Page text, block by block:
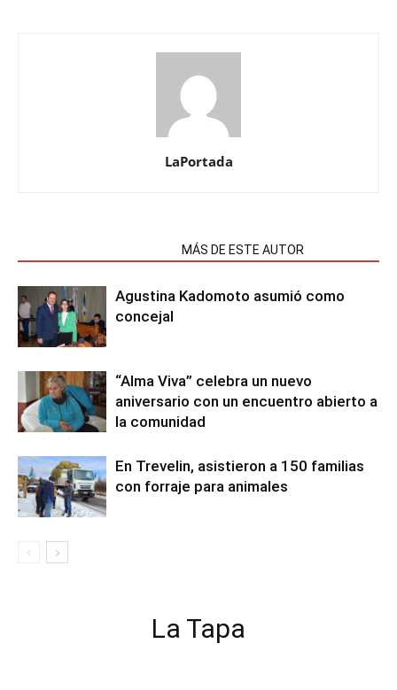
LaPortada
MÁS DE ESTE AUTOR
Agustina Kadomoto asumió como
concejal
“Alma Viva” celebra un nuevo
aniversario con un encuentro abierto a
la comunidad
En Trevelin, asistieron a 150 familias
con forraje para animales
La Tapa